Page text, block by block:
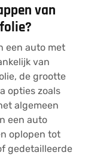
van
een auto met
van
de grootte
opties zoals
algemeen
een auto
oplopen tot
gedetailleerde